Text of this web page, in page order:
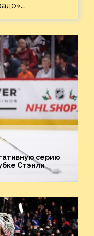
серию
Стэнли